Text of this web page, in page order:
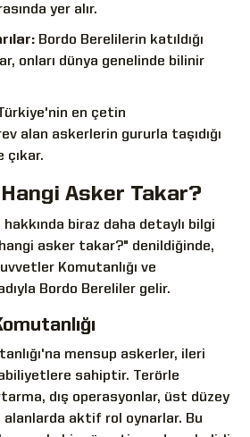
yer alır.
Bordo Berelilerin katıldığı
onları dünya genelinde bilinir
en çetin
alan askerlerin gururla taşıdığı
çıkar.
Asker Takar?
hakkında biraz daha detaylı bilgi
asker takar?" denildiğinde,
Komutanlığı ve
Bordo Bereliler gelir.
mensup askerler, ileri
sahiptir. Terörle
dış operasyonlar, üst düzey
alanlarda aktif rol oynarlar. Bu